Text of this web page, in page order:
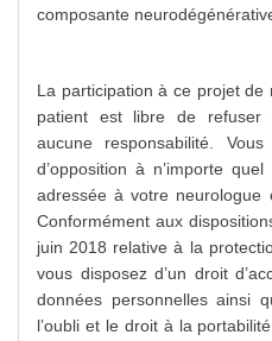
composante
La participation à ce projet de
patient est libre de refuser
aucune responsabilité.
d’opposition à n’importe
adressée à votre neurologue
Conformément aux
juin 2018 relative à la
vous disposez d’un droit
données personnelles ainsi
l’oubli et le droit à la